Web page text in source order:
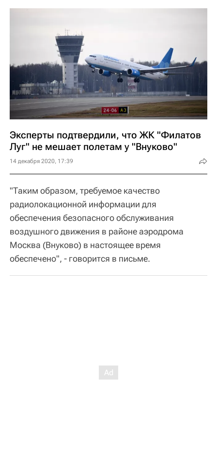
Эксперты подтвердили, что ЖК "Филатов
Луг" не мешает полетам у "Внуково"
14 декабря 2020, 17:39
"Таким образом, требуемое качество
радиолокационной информации для
обеспечения безопасного обслуживания
воздушного движения в районе аэродрома
Москва (Внуково) в настоящее время
обеспечено", - говорится в письме.